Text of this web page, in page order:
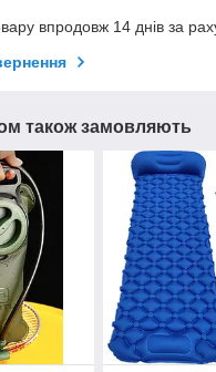
впродовж 14 днів за
також замовляють